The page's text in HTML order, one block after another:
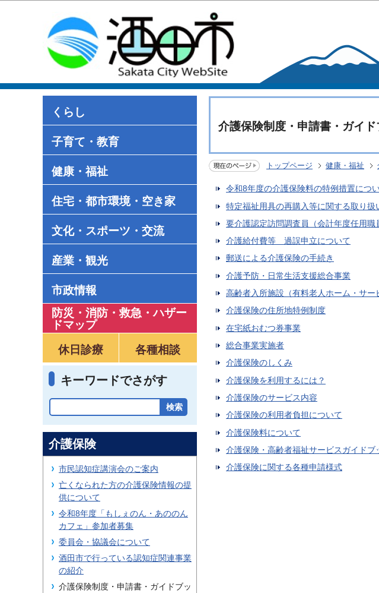
くらし
子育て・教育
健康・福祉
住宅・都市環境・空き家
文化・スポーツ・交流
産業・観光
市政情報
防災・消防・救急 ・ハザー
ドマップ
休日診療
各種相談
キーワードでさがす
介護保険制度・申請書・ガイド
トップページ 健康・福祉
令和8年度の介護保険料の特例措置につ
特定福祉用具の再購入等に関する取り扱
要介護認定訪問調査員（会計年度任用職
介護給付費等 過誤申立について
郵送による介護保険の手続き
介護予防・日常生活支援総合事業
高齢者入所施設（有料老人ホーム・サー
介護保険の住所地特例制度
在宅紙おむつ券事業
総合事業実施者
介護保険のしくみ
介護保険を利用するには？
介護保険のサービス内容
介護保険の利用者負担について
介護保険料について
介護保険・高齢者福祉サービスガイドブ
介護保険に関する各種申請様式
介護保険
市民認知症講演会のご案内
亡くなられた方の介護保険情報の提
供について
令和8年度「もしぇのん・あののん
カフェ」参加者募集
委員会・協議会について
酒田市で行っている認知症関連事業
の紹介
介護保険制度・申請書・ガイドブッ